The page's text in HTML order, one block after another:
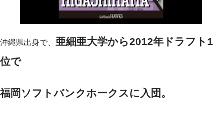
沖縄県出身で、 亜細亜大学から2012年ドラフト1
位で
福岡ソフトバンクホークスに入団。